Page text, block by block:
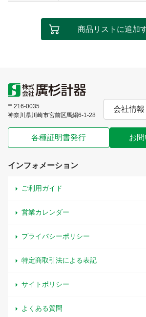
商品リストに追加
〒216-0035
神奈川県川崎市宮前区馬絹6-1-28
会社情報
各種証明書発行 お
インフォメーション
ご利用ガイド
営業カレンダー
プライバシーポリシー
特定商取引法による表記
サイトポリシー
よくある質問